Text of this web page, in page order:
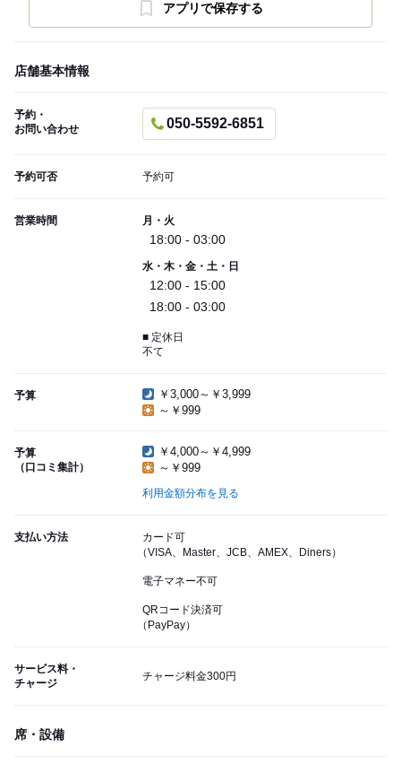
アプリで保存する
店舗基本情報
予約・
お問い合わせ
050-5592-6851
予約可否 予約可
営業時間 月・火
18:00 - 03:00
水・木・金・土・日
12:00 - 15:00
18:00 - 03:00
■ 定休日
不て
予算
￥3,000～￥3,999
～￥999
予算
（口コミ集計）
￥4,000～￥4,999
～￥999
利用金額分布を見る
支払い方法
カード可
（VISA、Master、JCB、AMEX、Diners）
電子マネー不可
QRコード決済可
（PayPay）
サービス料・
チャージ
チャージ料金300円
席・設備